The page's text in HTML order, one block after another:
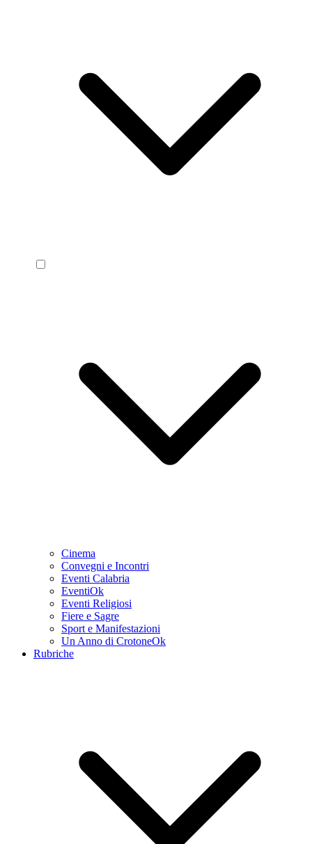
Cinema
Convegni e Incontri
Eventi Calabria
EventiOk
Eventi Religiosi
Fiere e Sagre
Sport e Manifestazioni
Un Anno di CrotoneOk
Rubriche